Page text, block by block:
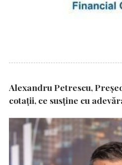
Alexandru Petrescu,
cotații, ce susține cu